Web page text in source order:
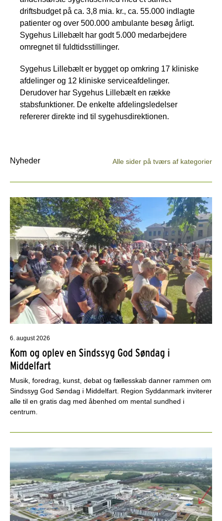
driftsbudget på ca. 3,8 mia. kr., ca. 55.000 indlagte
patienter og over 500.000 ambulante besøg årligt.
Sygehus Lillebælt har godt 5.000 medarbejdere
omregnet til fuldtidsstillinger.
Sygehus Lillebælt er bygget op omkring 17 kliniske
afdelinger og 12 kliniske serviceafdelinger.
Derudover har Sygehus Lillebælt en række
stabsfunktioner. De enkelte afdelingsledelser
refererer direkte ind til sygehusdirektionen.
Nyheder Alle sider på tværs af kategorier
6. august 2026
Kom og oplev en Sindssyg God Søndag i
Middelfart
Musik, foredrag, kunst, debat og fællesskab danner rammen om
Sindssyg God Søndag i Middelfart. Region Syddanmark inviterer
alle til en gratis dag med åbenhed om mental sundhed i
centrum.